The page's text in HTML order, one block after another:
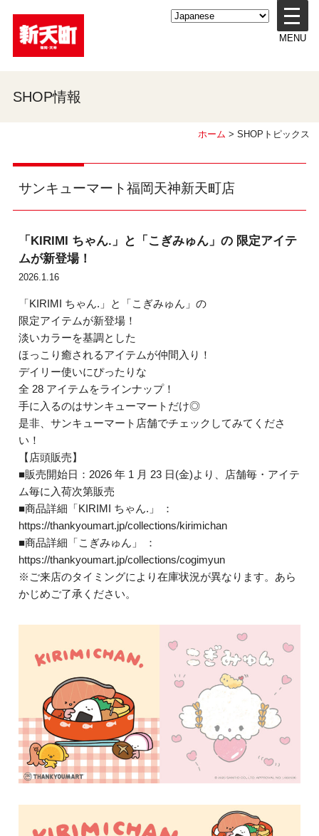
メ
ニ
ュ
MENU
SHOP情報
ホーム > SHOPトピックス
サンキューマート福岡天神新天町店
「KIRIMI ちゃん.」と「こぎみゅん」の 限定アイテ
ムが新登場！
2026.1.16
「KIRIMI ちゃん.」と「こぎみゅん」の
限定アイテムが新登場！
淡いカラーを基調とした
ほっこり癒されるアイテムが仲間入り！
デイリー使いにぴったりな
全 28 アイテムをラインナップ！
手に入るのはサンキューマートだけ◎
是非、サンキューマート店舗でチェックしてみてくださ
い！
【店頭販売】
■販売開始日：2026 年 1 月 23 日(金)より、店舗毎・アイテ
ム毎に入荷次第販売
■商品詳細「KIRIMI ちゃん.」 ：
https://thankyoumart.jp/collections/kirimichan
■商品詳細「こぎみゅん」 ：
https://thankyoumart.jp/collections/cogimyun
※ご来店のタイミングにより在庫状況が異なります。あら
かじめご了承ください。